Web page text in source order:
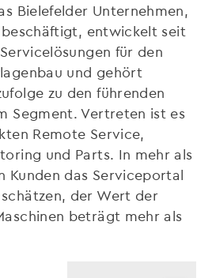
Bielefelder Unternehmen,
entwickelt seit
für den
und gehört
zu den führenden
Segment. Vertreten ist es
Remote Service,
und Parts. In mehr als
Kunden das Serviceportal
der Wert der
beträgt mehr als